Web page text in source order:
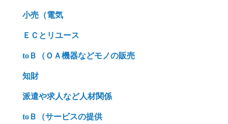
小売（電気
ＥＣとリユース
toＢ（ＯＡ機器などモノの販売
知財
派遣や求人など人材関係
toＢ（サービスの提供